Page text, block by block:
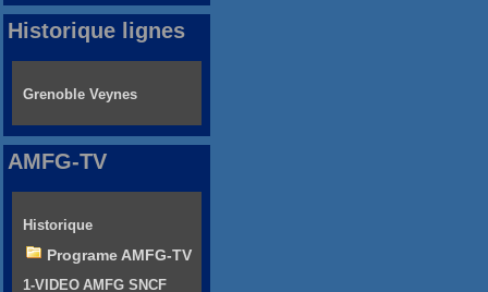
Historique lignes
Grenoble Veynes
AMFG-TV
Historique
Programe AMFG-TV
1-VIDEO AMFG SNCF